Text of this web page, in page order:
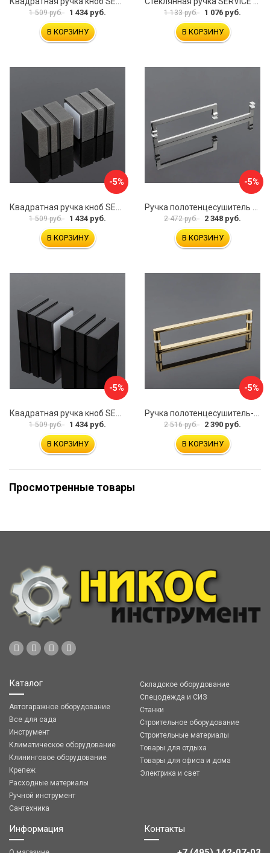
1 509 руб. 1 434 руб.
В КОРЗИНУ
1 133 руб. 1 076 руб.
В КОРЗИНУ
-5%
1 509 руб. 1 434 руб.
В КОРЗИНУ
-5%
2 472 руб. 2 348 руб.
В КОРЗИНУ
-5%
1 509 руб. 1 434 руб.
В КОРЗИНУ
-5%
2 516 руб. 2 390 руб.
В КОРЗИНУ
Просмотренные товары
Каталог
Автогаражное оборудование
Все для сада
Инструмент
Климатическое оборудование
Клининговое оборудование
Крепеж
Расходные материалы
Ручной инструмент
Сантехника
Складское оборудование
Спецодежда и СИЗ
Станки
Строительное оборудование
Строительные материалы
Товары для отдыха
Товары для офиса и дома
Электрика и свет
Информация Контакты